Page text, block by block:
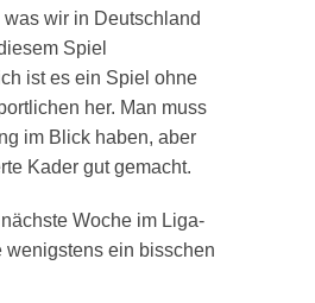
wir in Deutschland
Spiel
ist es ein Spiel ohne
her. Man muss
im Blick haben, aber
Kader gut gemacht.
Woche im Liga-
ein bisschen